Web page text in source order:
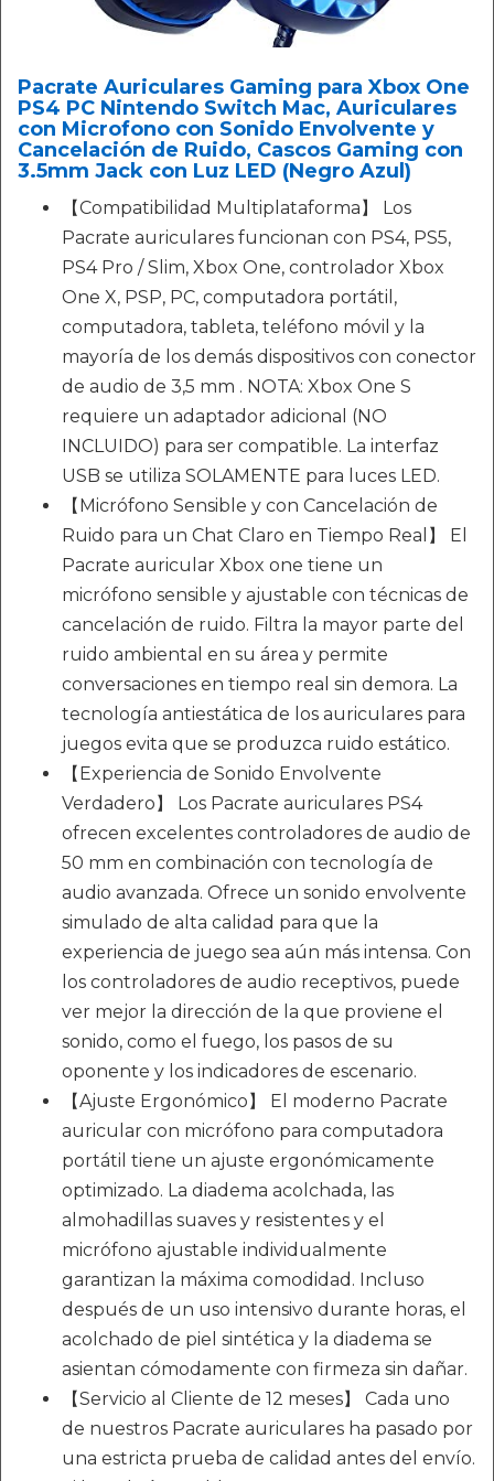
Pacrate Auriculares Gaming para Xbox One
PS4 PC Nintendo Switch Mac, Auriculares
con Microfono con Sonido Envolvente y
Cancelación de Ruido, Cascos Gaming con
3.5mm Jack con Luz LED (Negro Azul)
【Compatibilidad Multiplataforma】 Los
Pacrate auriculares funcionan con PS4, PS5,
PS4 Pro / Slim, Xbox One, controlador Xbox
One X, PSP, PC, computadora portátil,
computadora, tableta, teléfono móvil y la
mayoría de los demás dispositivos con conector
de audio de 3,5 mm . NOTA: Xbox One S
requiere un adaptador adicional (NO
INCLUIDO) para ser compatible. La interfaz
USB se utiliza SOLAMENTE para luces LED.
【Micrófono Sensible y con Cancelación de
Ruido para un Chat Claro en Tiempo Real】 El
Pacrate auricular Xbox one tiene un
micrófono sensible y ajustable con técnicas de
cancelación de ruido. Filtra la mayor parte del
ruido ambiental en su área y permite
conversaciones en tiempo real sin demora. La
tecnología antiestática de los auriculares para
juegos evita que se produzca ruido estático.
【Experiencia de Sonido Envolvente
Verdadero】 Los Pacrate auriculares PS4
ofrecen excelentes controladores de audio de
50 mm en combinación con tecnología de
audio avanzada. Ofrece un sonido envolvente
simulado de alta calidad para que la
experiencia de juego sea aún más intensa. Con
los controladores de audio receptivos, puede
ver mejor la dirección de la que proviene el
sonido, como el fuego, los pasos de su
oponente y los indicadores de escenario.
【Ajuste Ergonómico】 El moderno Pacrate
auricular con micrófono para computadora
portátil tiene un ajuste ergonómicamente
optimizado. La diadema acolchada, las
almohadillas suaves y resistentes y el
micrófono ajustable individualmente
garantizan la máxima comodidad. Incluso
después de un uso intensivo durante horas, el
acolchado de piel sintética y la diadema se
asientan cómodamente con firmeza sin dañar.
【Servicio al Cliente de 12 meses】 Cada uno
de nuestros Pacrate auriculares ha pasado por
una estricta prueba de calidad antes del envío.